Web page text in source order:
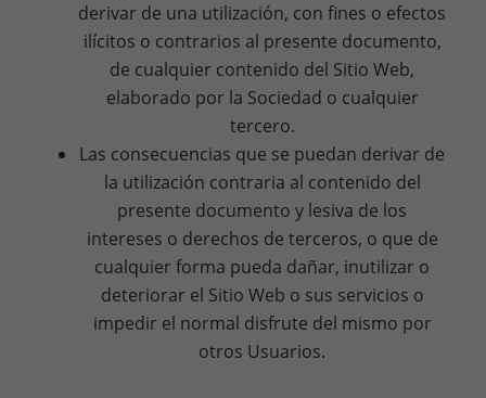
derivar de una utilización, con fines o efectos
ilícitos o contrarios al presente documento,
de cualquier contenido del Sitio Web,
elaborado por la Sociedad o cualquier
tercero.
Las consecuencias que se puedan derivar de
la utilización contraria al contenido del
presente documento y lesiva de los
intereses o derechos de terceros, o que de
cualquier forma pueda dañar, inutilizar o
deteriorar el Sitio Web o sus servicios o
impedir el normal disfrute del mismo por
otros Usuarios.